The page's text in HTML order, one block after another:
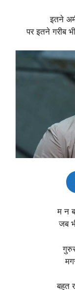
इतने
पर इतने गरीब
म न
जब
बहुत